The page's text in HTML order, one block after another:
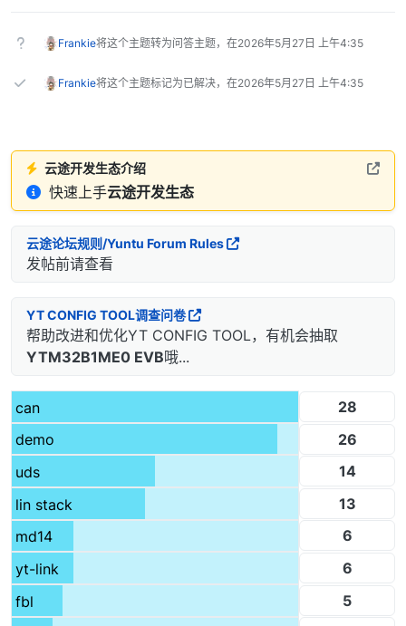
Frankie将这个主题转为问答主题，在2026年5月27日 上午4:35
Frankie将这个主题标记为已解决，在2026年5月27日 上午4:35
云途开发生态介绍
快速上手云途开发生态
云途论坛规则/Yuntu Forum Rules
发帖前请查看
YT CONFIG TOOL调查问卷
帮助改进和优化YT CONFIG TOOL，有机会抽取
YTM32B1ME0 EVB哦...
can
28
demo
26
uds
14
lin stack
13
md14
6
yt-link
6
fbl
5